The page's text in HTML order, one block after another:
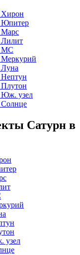
Хирон
Юпитер
Марс
Лилит
Меркурий
Луна
Юж. узел
Сатурн в
узел